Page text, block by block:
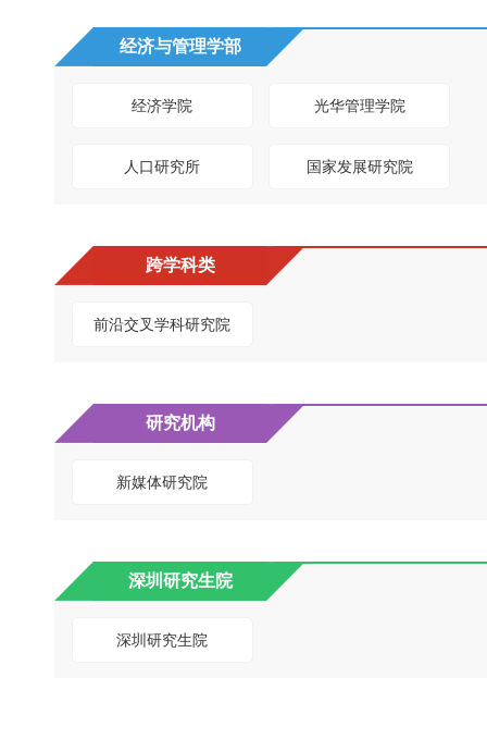
经济与管理学部
经济学院 光华管理学院
人口研究所 国家发展研究院
跨学科类
前沿交叉学科研究院
研究机构
新媒体研究院
深圳研究生院
深圳研究生院